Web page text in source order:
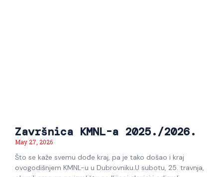
Završnica KMNL-a 2025./2026.
May 27, 2026
Što se kaže svemu dođe kraj, pa je tako došao i kraj
ovogodišnjem KMNL-u u Dubrovniku.U subotu, 25. travnja,